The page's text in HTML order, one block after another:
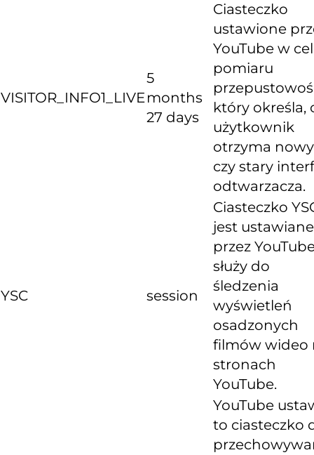
VISITOR_INFO1_LIVE
5
months
27 days
Ciasteczko
ustawione
YouTube w
pomiaru
który określa,
użytkownik
otrzyma
czy stary
odtwarzacza.
YSC session
Ciasteczko
jest ustawiane
przez
służy do
śledzenia
wyświetleń
osadzonych
filmów wideo
stronach
YouTube.
YouTube
to ciasteczko